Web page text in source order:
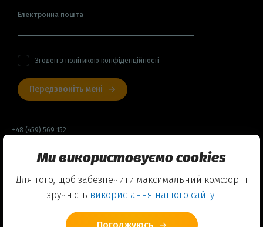
Електронна пошта
Згоден з політикою конфіденційності
Передзвоніть мені
+48 (459) 569 152
Договір оферти
Політика конфіденційності
Ми використовуємо cookies
Для того, щоб забезпечити максимальний комфорт і
зручність використання нашого сайту.